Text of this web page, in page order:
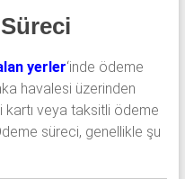
yerler‘inde ödeme
havalesi üzerinden
kartı veya taksitli ödeme
süreci, genellikle şu